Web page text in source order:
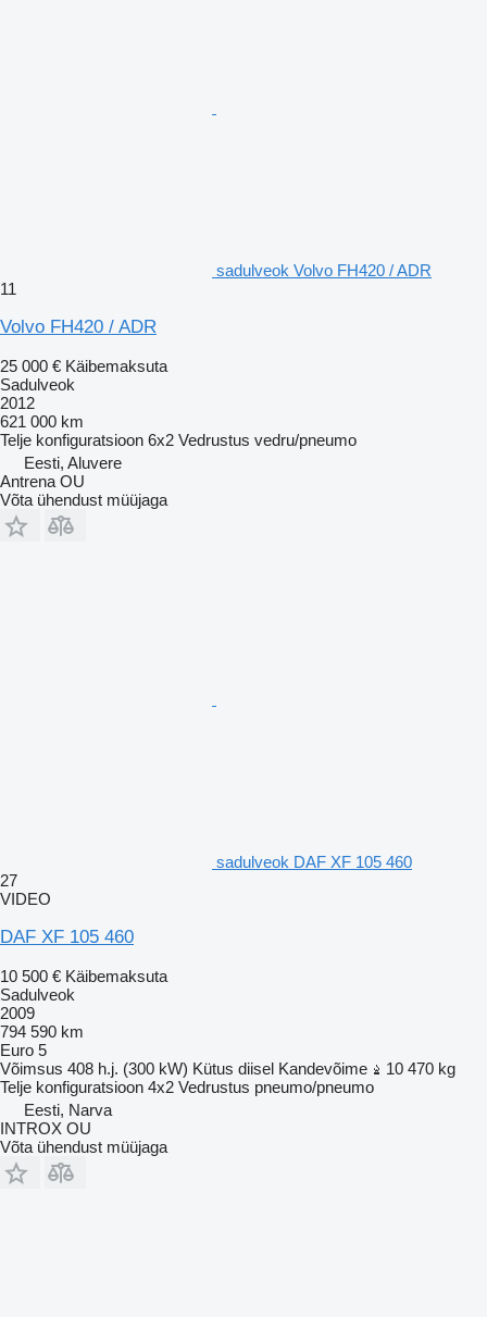
sadulveok Volvo FH420 / ADR
11
Volvo FH420 / ADR
25 000 € Käibemaksuta
Sadulveok
2012
621 000 km
Telje konfiguratsioon 6x2 Vedrustus vedru/pneumo
Eesti, Aluvere
Antrena OU
Võta ühendust müüjaga
sadulveok DAF XF 105 460
27
VIDEO
DAF XF 105 460
10 500 € Käibemaksuta
Sadulveok
2009
794 590 km
Euro 5
Võimsus 408 h.j. (300 kW) Kütus diisel Kandevõime
10 470 kg
Telje konfiguratsioon 4x2 Vedrustus pneumo/pneumo
Eesti, Narva
INTROX OU
Võta ühendust müüjaga